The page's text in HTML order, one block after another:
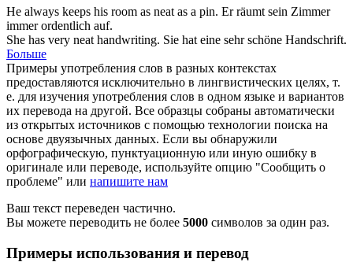
He always keeps his room as neat as a pin. Er räumt sein Zimmer
immerordentlich auf.
She has very neat handwriting. Sie hat eine sehr schöne Handschrift.
Больше
Примеры употребления слов в разных контекстах
предоставляются исключительно в лингвистических целях, т.
е. для изучения употребления слов в одном языке и вариантов
их перевода на другой. Все образцы собраны автоматически
из открытых источников с помощью технологии поиска на
основе двуязычных данных. Если вы обнаружили
орфографическую, пунктуационную или иную ошибку в
оригинале или переводе, используйте опцию "Сообщить о
проблеме" или напишите нам
Ваш текст переведен частично.
Вы можете переводить не более 5000 символов за один раз.
Примеры использования и перевод